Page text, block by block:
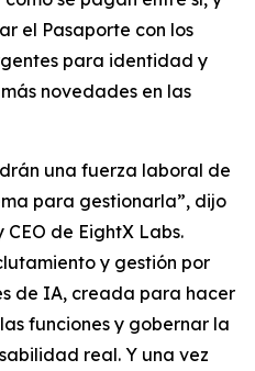
el Pasaporte con los
para identidad y
novedades en las
una fuerza laboral de
para gestionarla”, dijo
de EightX Labs.
y gestión por
de IA, creada para hacer
funciones y gobernar la
real. Y una vez